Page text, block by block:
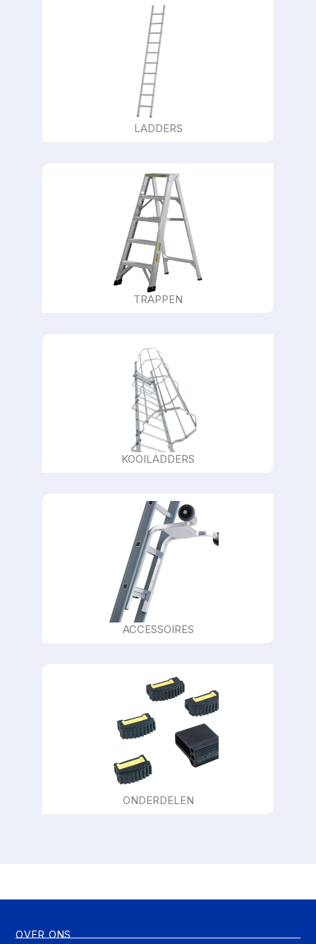
LADDERS
TRAPPEN
KOOILADDERS
ACCESSOIRES
ONDERDELEN
OVER ONS